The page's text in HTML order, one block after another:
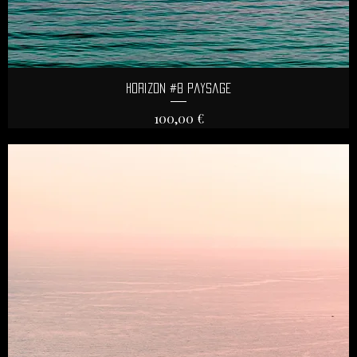
Aperçu rapide
Horizon #8 Paysage
Prix
100,00 €